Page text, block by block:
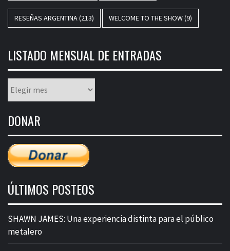
RESEÑAS ARGENTINA(213) WELCOME TO THE SHOW(9)
LISTADO MENSUAL DE ENTRADAS
mensual
entradas
DONAR
ÚLTIMOS POSTEOS
SHAWN JAMES: Una experiencia distinta para el público
metalero